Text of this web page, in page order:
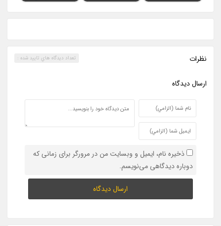
نظرات تعداد ديدگاه هاي تاييد شده :
ارسال ديدگاه
ذخیره نام، ایمیل و وبسایت من در مرورگر برای زمانی که
دوباره دیدگاهی می‌نویسم.